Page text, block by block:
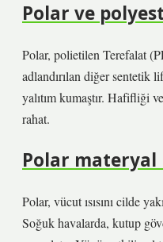
Polar ve
Polar, polietilen Terefalat
adlandırılan diğer sentetik
yalıtım kumaştır. Hafifliği
rahat.
Polar materyal
Polar, vücut ısısını cilde
Soğuk havalarda, kutup